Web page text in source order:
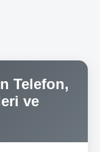
Telefon,
ve